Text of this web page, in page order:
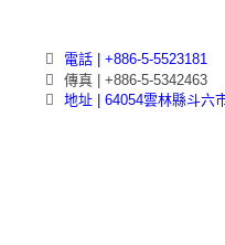
電話 | +886-5-5523181
傳真 | +886-5-5342463
地址 | 64054雲林縣斗六